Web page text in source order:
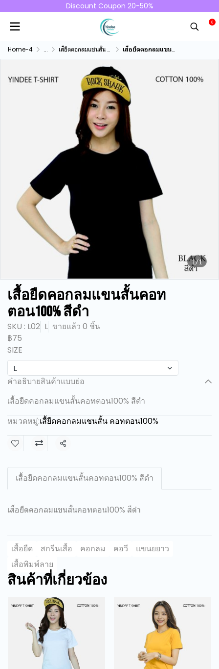
Discount Coupon 20-50%
0
Home-4 ... เสื้ยืดคอกลมแชนสั้น คอทตอน100% เสื้อยืดคอกลมแขนสั้นคอทตอน100% สีดำ
1/1
เสื้อยืดคอกลมแขนสั้นคอท
ตอน100% สีดำ
SKU : L02 L ขายแล้ว 0 ชิ้น
฿75
SIZE
L
คำอธิบายสินค้าแบบย่อ
เสื้อยืดคอกลมแขนสั้นคอทตอน100% สีดำ
หมวดหมู่:เสื้ยืดคอกลมแชนสั้น คอทตอน100%
แชร์
เสื้อยืดคอกลมแขนสั้นคอทตอน100% สีดำ
เสื้อยืดคอกลมแขนสั้นคอทตอน100% สีดำ
เสื้อยืด สกรีนเสื้อ คอกลม คอวี
แขนยยาว
เสื้อพิมพ์ลาย
สินค้าที่เกี่ยวข้อง